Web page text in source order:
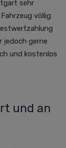
sehr
völlig
jedoch gerne
und kostenlos
und an